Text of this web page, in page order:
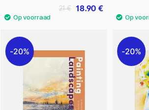
18.90 €
21 €
20% 20%